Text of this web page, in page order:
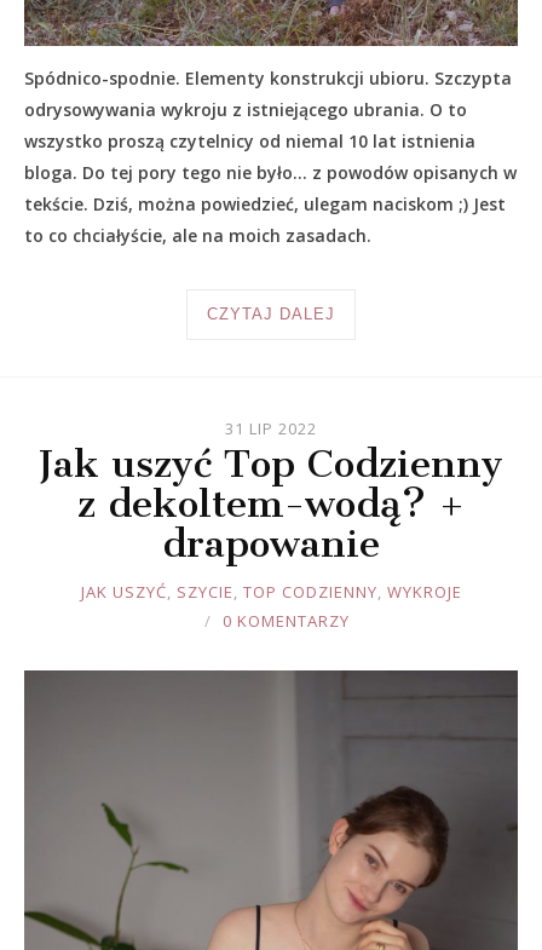
Spódnico-spodnie. Elementy konstrukcji ubioru. Szczypta
odrysowywania wykroju z istniejącego ubrania. O to
wszystko proszą czytelnicy od niemal 10 lat istnienia
bloga. Do tej pory tego nie było… z powodów opisanych w
tekście. Dziś, można powiedzieć, ulegam naciskom ;) Jest
to co chciałyście, ale na moich zasadach.
CZYTAJ DALEJ
31 LIP 2022
Jak uszyć Top Codzienny
z dekoltem-wodą? +
drapowanie
JOULE
JAK USZYĆ, SZYCIE, TOP CODZIENNY, WYKROJE
0 KOMENTARZY